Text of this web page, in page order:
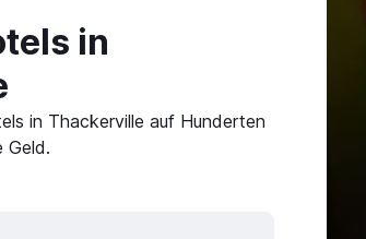
in
in Thackerville auf Hunderten
Geld.